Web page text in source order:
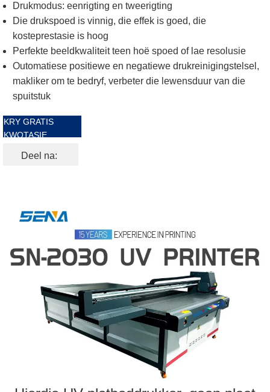
Drukmodus: eenrigting en tweerigting
Die drukspoed is vinnig, die effek is goed, die
kosteprestasie is hoog
Perfekte beeldkwaliteit teen hoë spoed of lae resolusie
Outomatiese positiewe en negatiewe drukreinigingstelsel,
makliker om te bedryf, verbeter die lewensduur van die
spuitstuk
KRY GRATIS
KWOTASIE
Deel na: